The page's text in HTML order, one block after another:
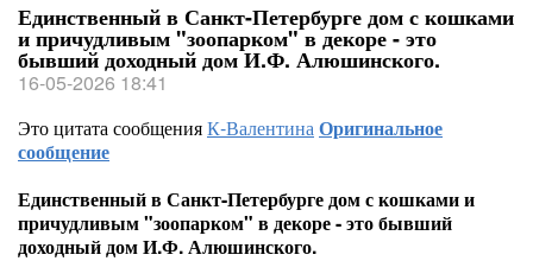
Единственный в Санкт-Петербурге дом с кошками
и причудливым "зоопарком" в декоре - это
бывший доходный дом И.Ф. Алюшинского.
16-05-2026 18:41
Это цитата сообщенияК-ВалентинаОригинальное
сообщение
Единственный в Санкт-Петербурге дом с кошками и
причудливым "зоопарком" в декоре - это бывший
доходный дом И.Ф. Алюшинского.